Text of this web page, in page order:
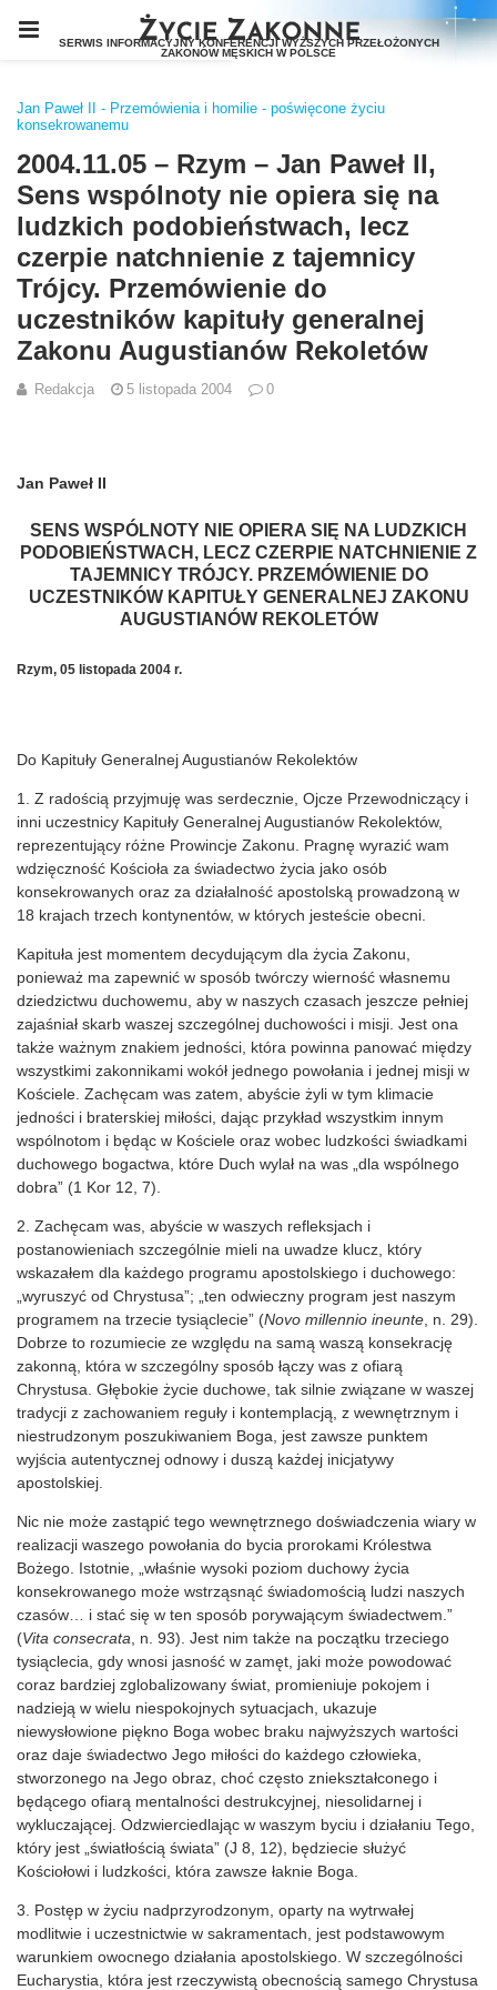
Jan Paweł II - Przemówienia i homilie - poświęcone życiu
konsekrowanemu
2004.11.05 – Rzym – Jan Paweł II,
Sens wspólnoty nie opiera się na
ludzkich podobieństwach, lecz
czerpie natchnienie z tajemnicy
Trójcy. Przemówienie do
uczestników kapituły generalnej
Zakonu Augustianów Rekoletów
Redakcja 5 listopada 2004 0
Jan Paweł II
SENS WSPÓLNOTY NIE OPIERA SIĘ NA LUDZKICH
PODOBIEŃSTWACH, LECZ CZERPIE NATCHNIENIE Z
TAJEMNICY TRÓJCY. PRZEMÓWIENIE DO
UCZESTNIKÓW KAPITUŁY GENERALNEJ ZAKONU
AUGUSTIANÓW REKOLETÓW
Rzym, 05 listopada 2004 r.
Do Kapituły Generalnej Augustianów Rekolektów
1. Z radością przyjmuję was serdecznie, Ojcze Przewodniczący i
inni uczestnicy Kapituły Generalnej Augustianów Rekolektów,
reprezentujący różne Prowincje Zakonu. Pragnę wyrazić wam
wdzięczność Kościoła za świadectwo życia jako osób
konsekrowanych oraz za działalność apostolską prowadzoną w
18 krajach trzech kontynentów, w których jesteście obecni.
Kapituła jest momentem decydującym dla życia Zakonu,
ponieważ ma zapewnić w sposób twórczy wierność własnemu
dziedzictwu duchowemu, aby w naszych czasach jeszcze pełniej
zajaśniał skarb waszej szczególnej duchowości i misji. Jest ona
także ważnym znakiem jedności, która powinna panować między
wszystkimi zakonnikami wokół jednego powołania i jednej misji w
Kościele. Zachęcam was zatem, abyście żyli w tym klimacie
jedności i braterskiej miłości, dając przykład wszystkim innym
wspólnotom i będąc w Kościele oraz wobec ludzkości świadkami
duchowego bogactwa, które Duch wylał na was „dla wspólnego
dobra” (1 Kor 12, 7).
2. Zachęcam was, abyście w waszych refleksjach i
postanowieniach szczególnie mieli na uwadze klucz, który
wskazałem dla każdego programu apostolskiego i duchowego:
„wyruszyć od Chrystusa”; „ten odwieczny program jest naszym
programem na trzecie tysiąclecie” (Novo millennio ineunte , n. 29).
Dobrze to rozumiecie ze względu na samą waszą konsekrację
zakonną, która w szczególny sposób łączy was z ofiarą
Chrystusa. Głębokie życie duchowe, tak silnie związane w waszej
tradycji z zachowaniem reguły i kontemplacją, z wewnętrznym i
niestrudzonym poszukiwaniem Boga, jest zawsze punktem
wyjścia autentycznej odnowy i duszą każdej inicjatywy
apostolskiej.
Nic nie może zastąpić tego wewnętrznego doświadczenia wiary w
realizacji waszego powołania do bycia prorokami Królestwa
Bożego. Istotnie, „właśnie wysoki poziom duchowy życia
konsekrowanego może wstrząsnąć świadomością ludzi naszych
czasów… i stać się w ten sposób porywającym świadectwem.”
(Vita consecrata , n. 93). Jest nim także na początku trzeciego
tysiąclecia, gdy wnosi jasność w zamęt, jaki może powodować
coraz bardziej zglobalizowany świat, promieniuje pokojem i
nadzieją w wielu niespokojnych sytuacjach, ukazuje
niewysłowione piękno Boga wobec braku najwyższych wartości
oraz daje świadectwo Jego miłości do każdego człowieka,
stworzonego na Jego obraz, choć często zniekształconego i
będącego ofiarą mentalności destrukcyjnej, niesolidarnej i
wykluczającej. Odzwierciedlając w waszym byciu i działaniu Tego,
który jest „światłością świata” (J 8, 12), będziecie służyć
Kościołowi i ludzkości, która zawsze łaknie Boga.
3. Postęp w życiu nadprzyrodzonym, oparty na wytrwałej
modlitwie i uczestnictwie w sakramentach, jest podstawowym
warunkiem owocnego działania apostolskiego. W szczególności
Eucharystia, która jest rzeczywistą obecnością samego Chrystusa